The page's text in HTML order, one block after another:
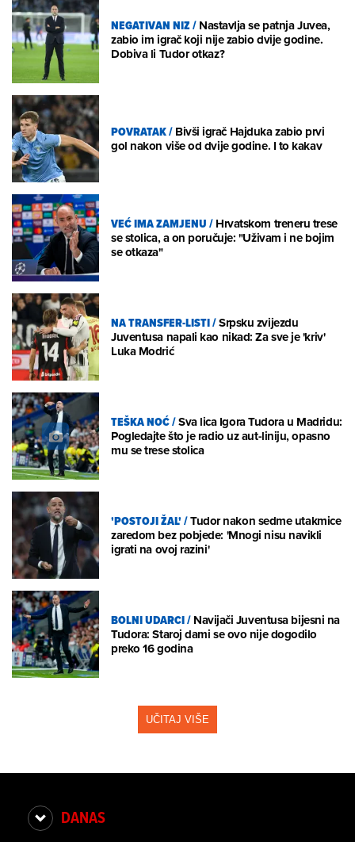
NEGATIVAN NIZ/Nastavlja se patnja Juvea,
zabio im igrač koji nije zabio dvije godine.
Dobiva li Tudor otkaz?
POVRATAK/Bivši igrač Hajduka zabio prvi
gol nakon više od dvije godine. I to kakav
VEĆ IMA ZAMJENU/Hrvatskom treneru trese
se stolica, a on poručuje: "Uživam i ne bojim
se otkaza"
NA TRANSFER-LISTI/Srpsku zvijezdu
Juventusa napali kao nikad: Za sve je 'kriv'
Luka Modrić
TEŠKA NOĆ/Sva lica Igora Tudora u Madridu:
Pogledajte što je radio uz aut-liniju, opasno
mu se trese stolica
'POSTOJI ŽAL'/Tudor nakon sedme utakmice
zaredom bez pobjede: 'Mnogi nisu navikli
igrati na ovoj razini'
BOLNI UDARCI/Navijači Juventusa bijesni na
Tudora: Staroj dami se ovo nije dogodilo
preko 16 godina
UČITAJ VIŠE
DANAS